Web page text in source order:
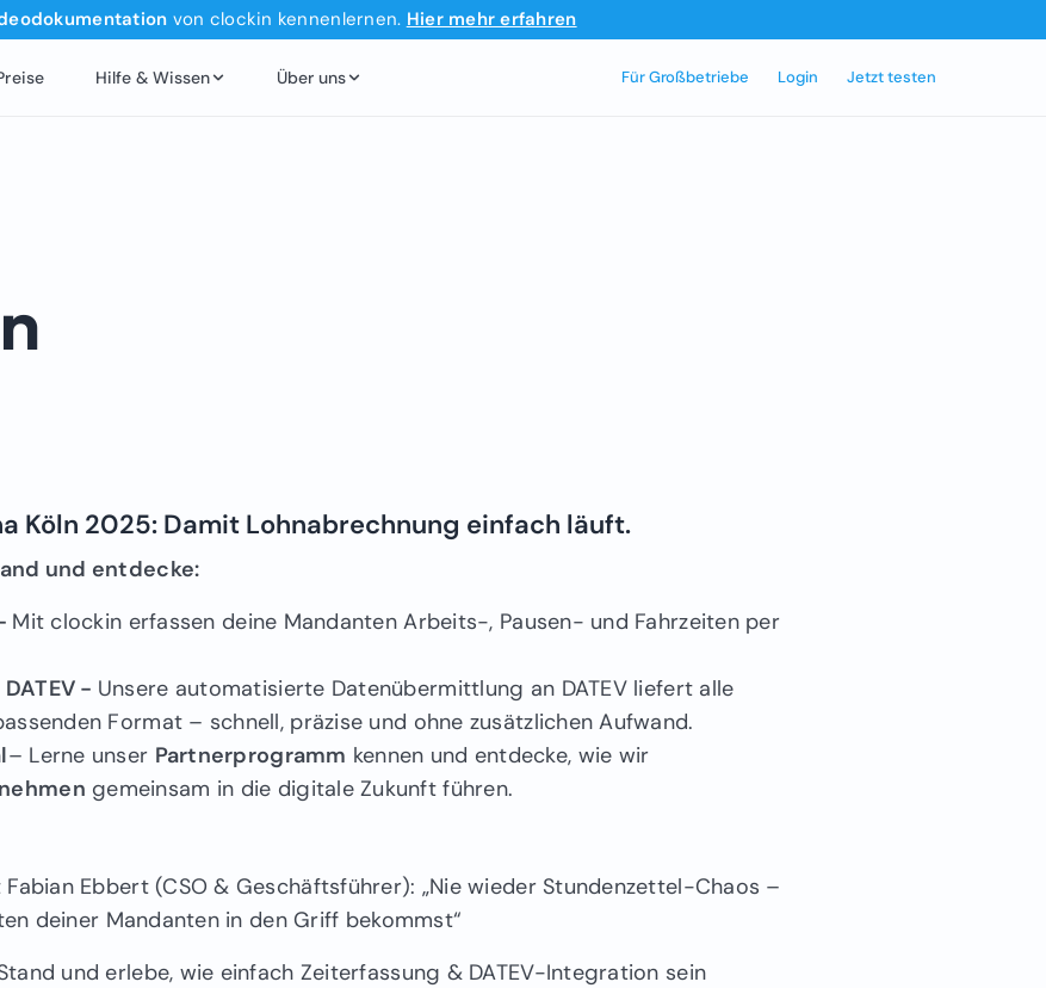
von clockin kennenlernen. Hier mehr erfahren
Hilfe & Wissen Über uns Für Großbetriebe Login Jetzt testen
Köln 2025: Damit Lohnabrechnung einfach läuft.
und entdecke:
Mit clockin erfassen deine Mandanten Arbeits-, Pausen- und Fahrzeiten per
- Unsere automatisierte Datenübermittlung an DATEV liefert alle
Format – schnell, präzise und ohne zusätzlichen Aufwand.
– Lerne unser Partnerprogramm kennen und entdecke, wie wir
gemeinsam in die digitale Zukunft führen.
Ebbert (CSO & Geschäftsführer): „Nie wieder Stundenzettel-Chaos –
deiner Mandanten in den Griff bekommst“
und erlebe, wie einfach Zeiterfassung & DATEV-Integration sein